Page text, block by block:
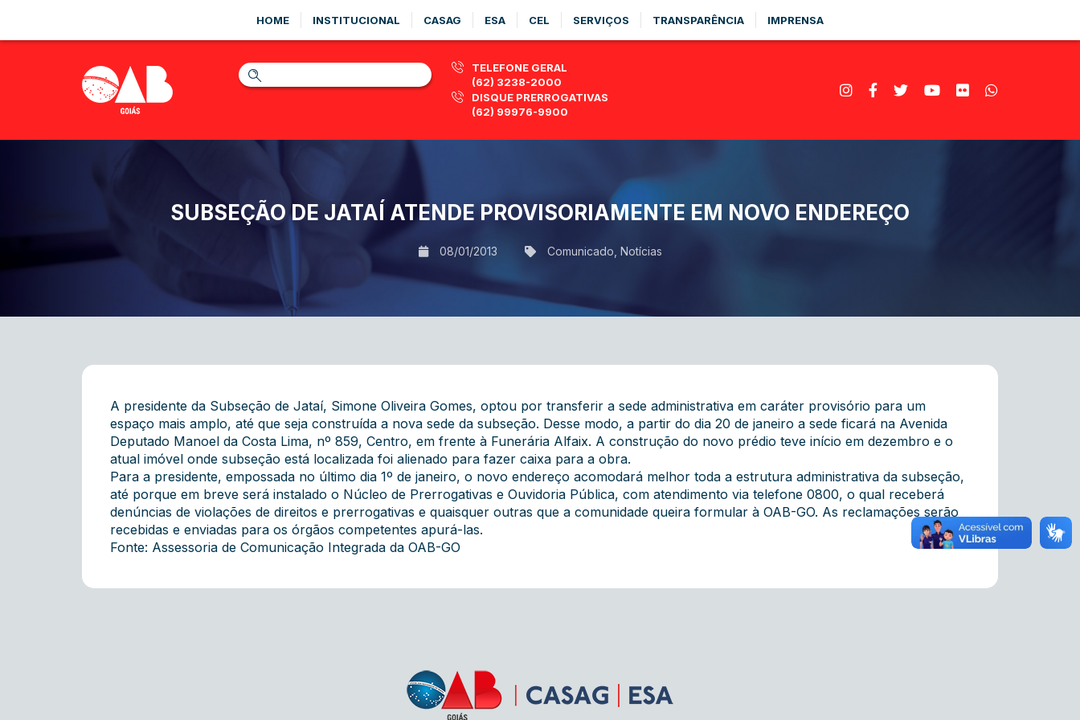
HOME INSTITUCIONAL CASAG ESA CEL SERVIÇOS TRANSPARÊNCIA IMPRENSA
TELEFONE GERAL
(62) 3238-2000
DISQUE PRERROGATIVAS
(62) 99976-9900
SUBSEÇÃO DE JATAÍ ATENDE PROVISORIAMENTE EM NOVO ENDEREÇO
08/01/2013 Comunicado Notícias
A presidente da Subseção de Jataí, Simone Oliveira Gomes, optou por transferir a sede administrativa em caráter provisório para um
espaço mais amplo, até que seja construída a nova sede da subseção. Desse modo, a partir do dia 20 de janeiro a sede ficará na Avenida
Deputado Manoel da Costa Lima, nº 859, Centro, em frente à Funerária Alfaix. A construção do novo prédio teve início em dezembro e o
atual imóvel onde subseção está localizada foi alienado para fazer caixa para a obra.
Para a presidente, empossada no último dia 1º de janeiro, o novo endereço acomodará melhor toda a estrutura administrativa da subseção,
até porque em breve será instalado o Núcleo de Prerrogativas e Ouvidoria Pública, com atendimento via telefone 0800, o qual receberá
denúncias de violações de direitos e prerrogativas e quaisquer outras que a comunidade queira formular à OAB-GO. As reclamações serão
recebidas e enviadas para os órgãos competentes apurá-las.
Fonte: Assessoria de Comunicação Integrada da OAB-GO